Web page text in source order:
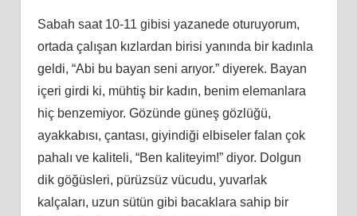
Sabah saat 10-11 gibisi yazanede oturuyorum,
ortada çalışan kızlardan birisi yanında bir kadınla
geldi, “Abi bu bayan seni arıyor.” diyerek. Bayan
içeri girdi ki, mühtiş bir kadın, benim elemanlara
hiç benzemiyor. Gözünde güneş gözlüğü,
ayakkabısı, çantası, giyindiği elbiseler falan çok
pahalı ve kaliteli, “Ben kaliteyim!” diyor. Dolgun
dik göğüsleri, pürüzsüz vücudu, yuvarlak
kalçaları, uzun sütün gibi bacaklara sahip bir